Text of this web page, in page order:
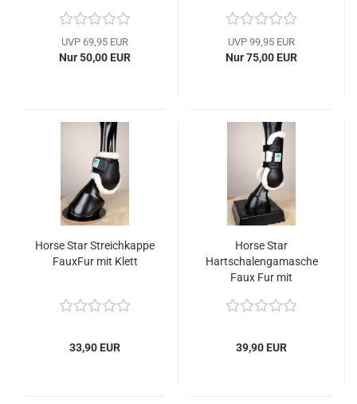
UVP 69,95 EUR
Nur 50,00 EUR
UVP 99,95 EUR
Nur 75,00 EUR
Horse Star Streichkappe
FauxFur mit Klett
33,90 EUR
Horse Star
Hartschalengamasche
Faux Fur mit
39,90 EUR